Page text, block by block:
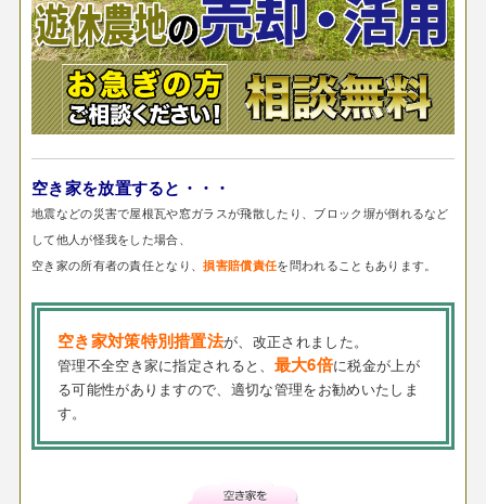
空き家を放置すると・・・
地震などの災害で屋根瓦や窓ガラスが飛散したり、ブロック塀が倒れるなど
して他人が怪我をした場合、
空き家の所有者の責任となり、損害賠償責任を問われることもあります。
空き家対策特別措置法が、改正されました。
管理不全空き家に指定されると、 最大6倍に税金が上が
る可能性がありますので、適切な管理をお勧めいたしま
す。